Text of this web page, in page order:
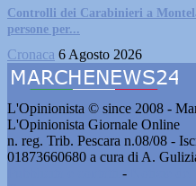
Controlli dei Carabinieri a
persone per...
Cronaca 6 Agosto 2026
L'Opinionista © since 2008 -
L'Opinionista Giornale Online
n. reg. Trib. Pescara n.08/08 -
01873660680 a cura di A.
-